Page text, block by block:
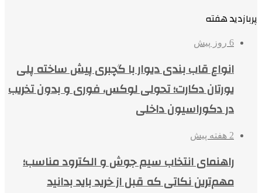
پربازدید هفته
6 روز پیش
انواع قاب بندی دیوار با گچبری پیش ساخته پلی
یورتان دکارت؛ تحولی لوکس، فوری و بدون تخریب
در دکوراسیون داخلی
2 هفته پیش
راهنمای انتخاب سیم جوش و الکترود مناسب؛
مهم‌ترین نکاتی که قبل از خرید باید بدانید